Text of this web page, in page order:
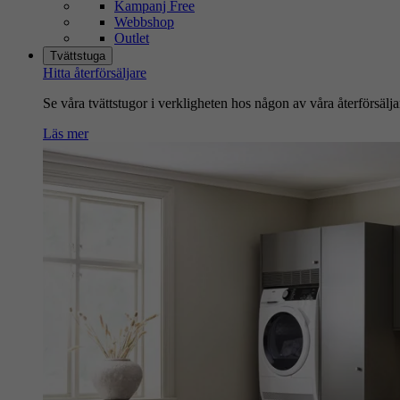
Kampanj Free
Webbshop
Outlet
Tvättstuga
Hitta återförsäljare
Se våra tvättstugor i verkligheten hos någon av våra
Läs mer